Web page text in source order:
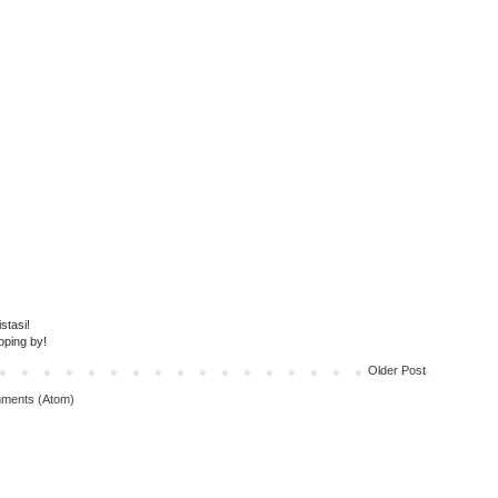
by!
Older Post
(Atom)